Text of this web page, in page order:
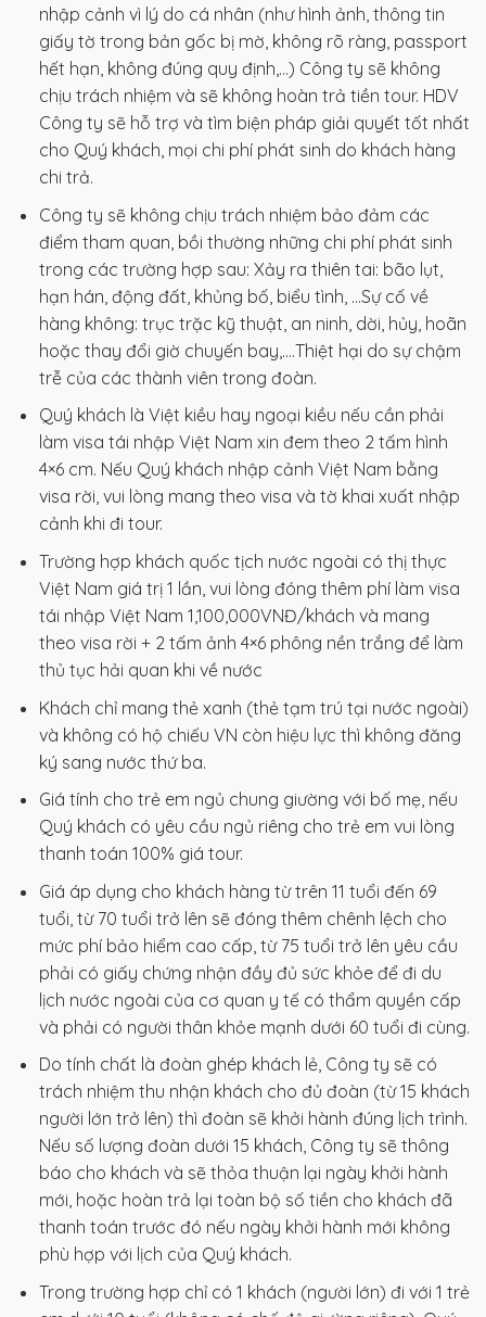
nhập cảnh vì lý do cá nhân (như hình ảnh, thông tin
giấy tờ trong bản gốc bị mờ, không rõ ràng, passport
hết hạn, không đúng quy định,…) Công ty sẽ không
chịu trách nhiệm và sẽ không hoàn trả tiền tour. HDV
Công ty sẽ hỗ trợ và tìm biện pháp giải quyết tốt nhất
cho Quý khách, mọi chi phí phát sinh do khách hàng
chi trả.
Công ty sẽ không chịu trách nhiệm bảo đảm các
điểm tham quan, bồi thường những chi phí phát sinh
trong các trường hợp sau: Xảy ra thiên tai: bão lụt,
hạn hán, động đất, khủng bố, biểu tình, …Sự cố về
hàng không: trục trặc kỹ thuật, an ninh, dời, hủy, hoãn
hoặc thay đổi giờ chuyến bay,….Thiệt hại do sự chậm
trễ của các thành viên trong đoàn.
Quý khách là Việt kiều hay ngoại kiều nếu cần phải
làm visa tái nhập Việt Nam xin đem theo 2 tấm hình
4×6 cm. Nếu Quý khách nhập cảnh Việt Nam bằng
visa rời, vui lòng mang theo visa và tờ khai xuất nhập
cảnh khi đi tour.
Trường hợp khách quốc tịch nước ngoài có thị thực
Việt Nam giá trị 1 lần, vui lòng đóng thêm phí làm visa
tái nhập Việt Nam 1,100,000VNĐ/khách và mang
theo visa rời + 2 tấm ảnh 4×6 phông nền trắng để làm
thủ tục hải quan khi về nước
Khách chỉ mang thẻ xanh (thẻ tạm trú tại nước ngoài)
và không có hộ chiếu VN còn hiệu lực thì không đăng
ký sang nước thứ ba.
Giá tính cho trẻ em ngủ chung giường với bố mẹ, nếu
Quý khách có yêu cầu ngủ riêng cho trẻ em vui lòng
thanh toán 100% giá tour.
Giá áp dụng cho khách hàng từ trên 11 tuổi đến 69
tuổi, từ 70 tuổi trở lên sẽ đóng thêm chênh lệch cho
mức phí bảo hiểm cao cấp, từ 75 tuổi trở lên yêu cầu
phải có giấy chứng nhận đầy đủ sức khỏe để đi du
lịch nước ngoài của cơ quan y tế có thẩm quyền cấp
và phải có người thân khỏe mạnh dưới 60 tuổi đi cùng.
Do tính chất là đoàn ghép khách lẻ, Công ty sẽ có
trách nhiệm thu nhận khách cho đủ đoàn (từ 15 khách
người lớn trở lên) thì đoàn sẽ khởi hành đúng lịch trình.
Nếu số lượng đoàn dưới 15 khách, Công ty sẽ thông
báo cho khách và sẽ thỏa thuận lại ngày khởi hành
mới, hoặc hoàn trả lại toàn bộ số tiền cho khách đã
thanh toán trước đó nếu ngày khởi hành mới không
phù hợp với lịch của Quý khách.
Trong trường hợp chỉ có 1 khách (người lớn) đi với 1 trẻ